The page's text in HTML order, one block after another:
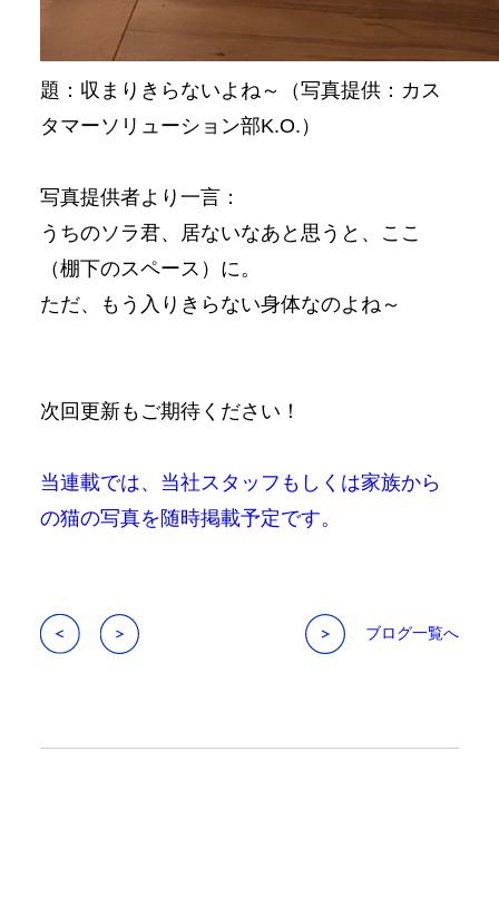
題：収まりきらないよね～（写真提供：カス
タマーソリューション部K.O.）
写真提供者より一言：
うちのソラ君、居ないなあと思うと、ここ
（棚下のスペース）に。
ただ、もう入りきらない身体なのよね～
次回更新もご期待ください！
当連載では、当社スタッフもしくは家族から
の猫の写真を随時掲載予定です。
ブログ一覧へ